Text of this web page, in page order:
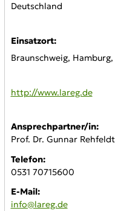
Deutschland
Einsatzort:
Braunschweig,
WWW:
http://www.lareg.de
Ansprechpartner/in:
Prof. Dr. Gunnar Rehfeldt
Telefon:
0531 70715600
E-Mail:
info@lareg.de